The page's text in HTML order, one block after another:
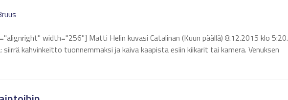
width="256"] Matti Helin kuvasi Catalinan (Kuun päällä) 8.12.2015 klo 5:20.
kahvinkeitto tuonnemmaksi ja kaiva kaapista esiin kiikarit tai kamera. Venuksen